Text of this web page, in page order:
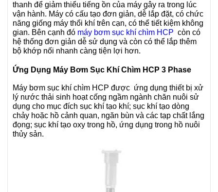
thanh để giảm thiểu tiếng ồn của máy gây ra trong lúc
vận hành. Máy có cấu tạo đơn giản, dễ lắp đặt, có chức
năng giống máy thổi khí trên cạn, có thể tiết kiệm không
gian. Bên cạnh đó máy bơm sục khí chìm HCP còn có
hệ thống đơn giản dễ sử dụng và còn có thể lắp thêm
bộ khớp nối nhanh càng tiện lợi hơn.
Ứng Dụng Máy Bơm Sục Khí Chìm HCP 3 Phase
Máy bơm sục khí chìm HCP được ứng dụng thiết bị xử
lý nước thải sinh hoạt cống ngầm ngành chăn nuôi sử
dụng cho mục đích sục khí tạo khí; sục khí tạo dòng
chảy hoặc hồ cảnh quan, ngăn bùn và các tạp chất lắng
đọng; sục khí tạo oxy trong hồ, ứng dụng trong hồ nuôi
thủy sản.